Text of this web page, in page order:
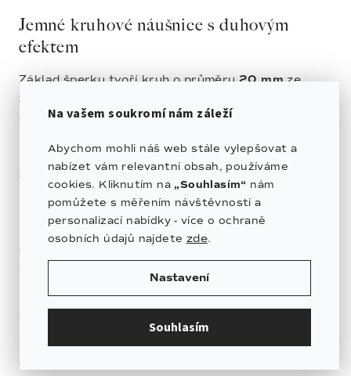
Na vašem soukromí nám záleží
Abychom mohli náš web stále vylepšovat a
nabízet vám relevantní obsah, používáme
cookies. Kliknutím na „Souhlasím“ nám
pomůžete s měřením návštěvnosti a
personalizací nabídky - více o ochraně
osobních údajů najdete zde.
Nastavení
Souhlasím
Jemné kruhové náušnice s duhovým
efektem
Základ šperku tvoří kruh o průměru20 mmze
zlacené chirurgické oceli
svou odolnost, stálost a pohodlné každodenní
náušnicím jemnou texturu a luxusní vzhled bez
zbytečné výraznosti.
Díky své velikosti jsou náušnice lehké, příjemné na
nošení a ideální pro ženy, které vyhledávají
elegantní detail vhodný jak pro běžný den, tak i
slavnostnější chvíle.
Materiály, které spojují krásu a odolnost
Každý detail byl vybraný s důrazem na harmonii
vzhledu i kvalitu materiálů. Broušené skleněné